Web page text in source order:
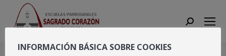
Search:
INFORMACIÓN BÁSICA SOBRE COOKIES